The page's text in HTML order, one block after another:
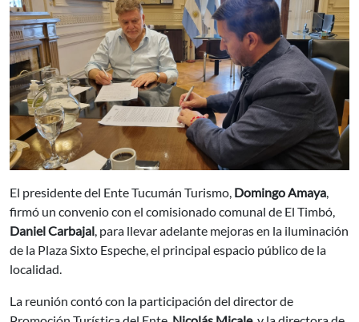
El presidente del Ente Tucumán Turismo, Domingo Amaya,
firmó un convenio con el comisionado comunal de El Timbó,
Daniel Carbajal, para llevar adelante mejoras en la iluminación
de la Plaza Sixto Espeche, el principal espacio público de la
localidad.
La reunión contó con la participación del director de